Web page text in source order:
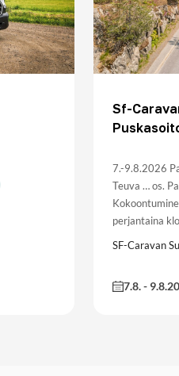
Sf-
7.-9.8.2026
Teuva … os.
perjantaina
SF-Caravan
7.8.-